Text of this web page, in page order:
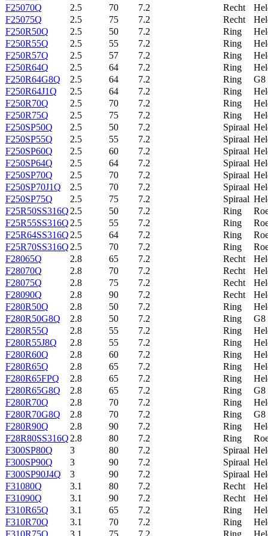
F25070Q
2.5 70 7.2 Recht
F25075Q
2.5 75 7.2 Recht
F250R50Q
2.5 50 7.2 Ring
F250R55Q
2.5 55 7.2 Ring
F250R57Q
2.5 57 7.2 Ring
F250R64Q
2.5 64 7.2 Ring
F250R64G8Q
2.5 64 7.2 Ring
G8
F250R64J1Q
2.5 64 7.2 Ring
F250R70Q
2.5 70 7.2 Ring
F250R75Q
2.5 75 7.2 Ring
F250SP50Q
2.5 50 7.2 Spiraal
F250SP55Q
2.5 55 7.2 Spiraal
F250SP60Q
2.5 60 7.2 Spiraal
F250SP64Q
2.5 64 7.2 Spiraal
F250SP70Q
2.5 70 7.2 Spiraal
F250SP70J1Q
2.5 70 7.2 Spiraal
F250SP75Q
2.5 75 7.2 Spiraal
F25R50SS316Q 2.5 50 7.2 Ring
F25R55SS316Q 2.5 55 7.2 Ring
F25R64SS316Q 2.5 64 7.2 Ring
F25R70SS316Q 2.5 70 7.2 Ring
F28065Q
2.8 65 7.2 Recht
F28070Q
2.8 70 7.2 Recht
F28075Q
2.8 75 7.2 Recht
F28090Q
2.8 90 7.2 Recht
F280R50Q
2.8 50 7.2 Ring
F280R50G8Q
2.8 50 7.2 Ring
G8
F280R55Q
2.8 55 7.2 Ring
F280R55J8Q
2.8 55 7.2 Ring
F280R60Q
2.8 60 7.2 Ring
F280R65Q
2.8 65 7.2 Ring
F280R65FPQ
2.8 65 7.2 Ring
F280R65G8Q
2.8 65 7.2 Ring
G8
F280R70Q
2.8 70 7.2 Ring
F280R70G8Q
2.8 70 7.2 Ring
G8
F280R90Q
2.8 90 7.2 Ring
F28R80SS316Q 2.8 80 7.2 Ring
F300SP80Q
3 80 7.2 Spiraal
F300SP90Q
3 90 7.2 Spiraal
F300SP90J4Q
3 90 7.2 Spiraal
F31080Q
3.1 80 7.2 Recht
F31090Q
3.1 90 7.2 Recht
F310R65Q
3.1 65 7.2 Ring
F310R70Q
3.1 70 7.2 Ring
F310R75Q
3.1 75 7.2 Ring